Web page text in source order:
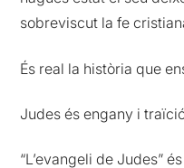
sobreviscut la fe
És real la història que
Judes és engany i
“L’evangeli de Judes”